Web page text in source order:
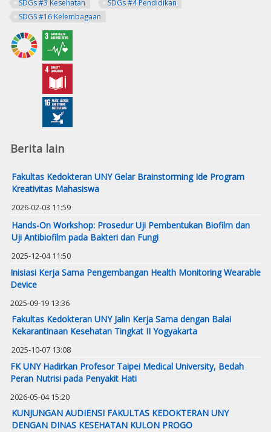
SDGs #3 Kesehatan
SDGs #4 Pendidikan
SDGS #16 Kelembagaan
Berita lain
Fakultas Kedokteran UNY Gelar Brainstorming Ide Program
Kreativitas Mahasiswa
2026-02-03 11:59
Hands-On Workshop: Prosedur Uji Pembentukan Biofilm dan
Uji Antibiofilm pada Bakteri dan Fungi
2025-12-04 11:50
Inisiasi Kerja Sama Pengembangan Health Monitoring Wearable
Device
2025-09-19 13:36
Fakultas Kedokteran UNY Jalin Kerja Sama dengan Balai
Kekarantinaan Kesehatan Tingkat II Yogyakarta
2025-10-07 13:08
FK UNY Hadirkan Profesor Taipei Medical University, Bedah
Peran Nutrisi pada Penyakit Hati
2026-05-04 15:20
KUNJUNGAN AUDIENSI FAKULTAS KEDOKTERAN UNY
DENGAN DINAS KESEHATAN KULON PROGO